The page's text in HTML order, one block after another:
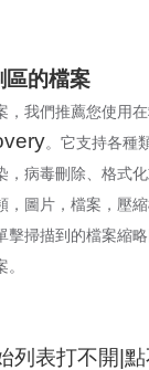
區的檔案
，我們推薦您使用
。它支持各種
，病毒刪除、格式
，圖片，檔案，壓
擊掃描到的檔案縮
列表打不開|